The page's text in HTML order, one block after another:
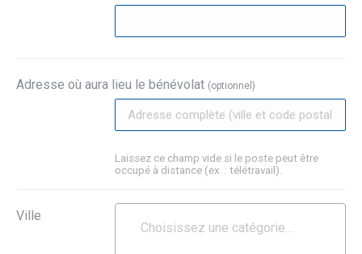
Adresse où aura lieu le bénévolat (optionnel)
Laissez ce champ vide si le poste peut être
occupé à distance (ex. : télétravail).
Ville